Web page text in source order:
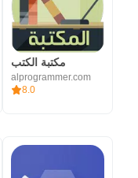
مكتبة الكتب
alprogrammer.com
8.0